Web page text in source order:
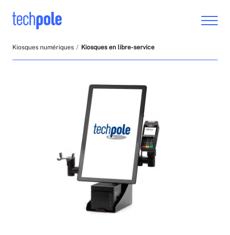
Kiosques numériques Kiosques en libre-service